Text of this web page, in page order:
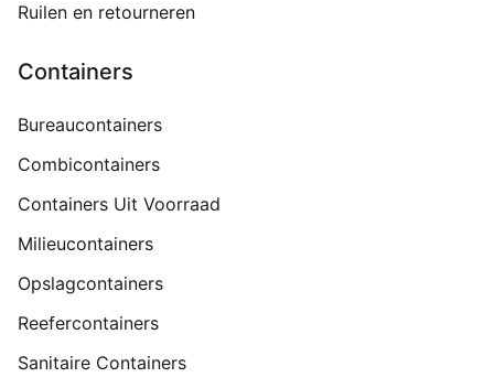
Ruilen en retourneren
Containers
Bureaucontainers
Combicontainers
Containers Uit Voorraad
Milieucontainers
Opslagcontainers
Reefercontainers
Sanitaire Containers